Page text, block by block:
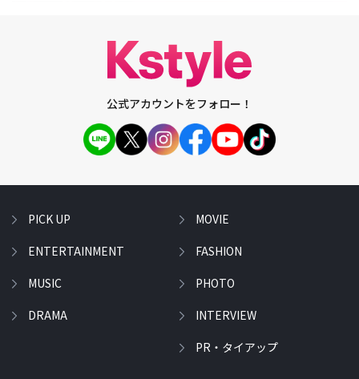
公式アカウントをフォロー！
PICK UP
ENTERTAINMENT
MUSIC
DRAMA
MOVIE
FASHION
PHOTO
INTERVIEW
PR・タイアップ